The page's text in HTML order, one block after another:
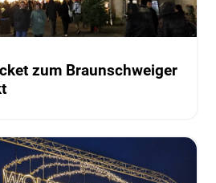
zum Braunschweiger